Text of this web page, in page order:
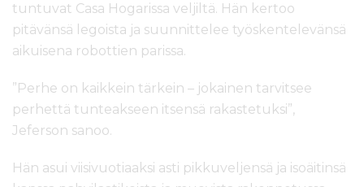
tuntuvat Casa Hogarissa veljiltä. Hän kertoo
pitävänsä legoista ja suunnittelee työskentelevänsä
aikuisena robottien parissa.
”Perhe on kaikkein tärkein – jokainen tarvitsee
perhettä tunteakseen itsensä rakastetuksi”,
Jeferson sanoo.
Hän asui viisivuotiaaksi asti pikkuveljensä ja isoäitinsä